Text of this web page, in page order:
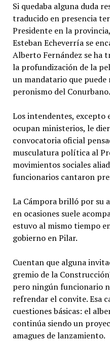
Si quedaba alguna duda
traducido en presencia
Presidente en la
Esteban Echeverría se
Alberto Fernández se ha
la profundización de la
un mandatario que puede
peronismo del Conurbano.
Los intendentes, excepto
ocupan ministerios, le
convocatoria oficial
musculatura política al
movimientos sociales
funcionarios cantaron
La Cámpora brilló por su
en ocasiones suele
estuvo al mismo tiempo
gobierno en Pilar.
Cuentan que alguna
gremio de la
pero ningún funcionario
refrendar el convite. Esa
cuestiones básicas: el
continúa siendo un
amagues de lanzamiento.